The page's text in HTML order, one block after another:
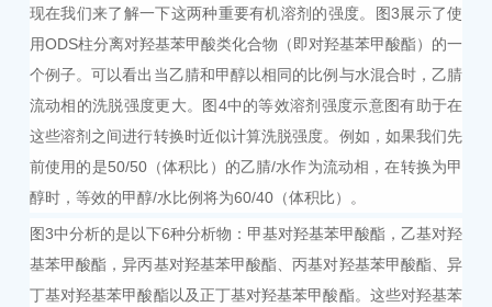
现在我们来了解一下这两种重要有机溶剂的强度。图3展示了使
用ODS柱分离对羟基苯甲酸类化合物（即对羟基苯甲酸酯）的一
个例子。可以看出当乙腈和甲醇以相同的比例与水混合时，乙腈
流动相的洗脱强度更大。图4中的等效溶剂强度示意图有助于在
这些溶剂之间进行转换时近似计算洗脱强度。例如，如果我们先
前使用的是50/50（体积比）的乙腈/水作为流动相，在转换为甲
醇时，等效的甲醇/水比例将为60/40（体积比）。
图3中分析的是以下6种分析物：甲基对羟基苯甲酸酯，乙基对羟
基苯甲酸酯，异丙基对羟基苯甲酸酯、丙基对羟基苯甲酸酯、异
丁基对羟基苯甲酸酯以及正丁基对羟基苯甲酸酯。这些对羟基苯